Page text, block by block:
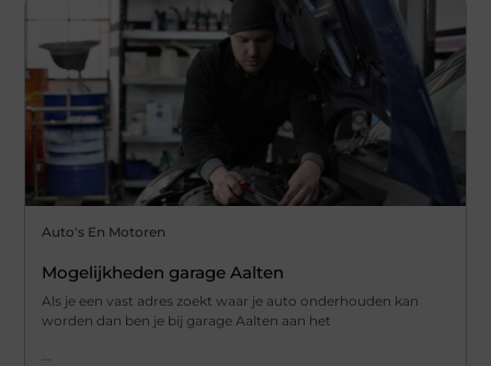
Auto's En Motoren
Mogelijkheden garage Aalten
Als je een vast adres zoekt waar je auto onderhouden kan
worden dan ben je bij garage Aalten aan het
...